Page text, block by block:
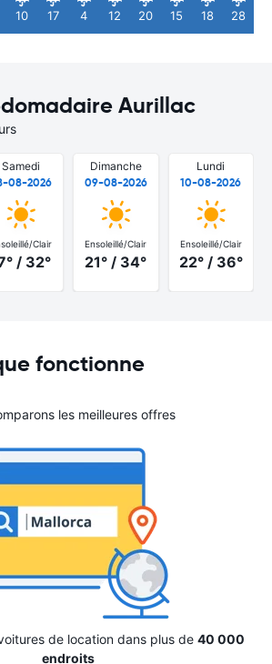
10 17 4 12 20 15 18 28
Aurillac
Samedi
08-2026
Clair
/ 32°
Dimanche
09-08-2026
Ensoleillé/Clair
21° / 34°
Lundi
10-08-2026
Ensoleillé/Clair
22° / 36°
fonctionne
les meilleures offres
de location dans plus de 40 000
endroits